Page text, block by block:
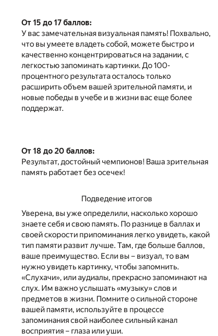
От 15 до 17 баллов:
У вас замечательная визуальная память! Похвально,
что вы умеете владеть собой, можете быстро и
качественно концентрироваться на задании, с
легкостью запоминать картинки. До 100-
процентного результата осталось только
расширить объем вашей зрительной памяти, и
новые победы в учебе и в жизни вас еще более
поддержат.
От 18 до 20 баллов:
Результат, достойный чемпионов! Ваша зрительная
память работает без осечек!
Подведение итогов
Уверена, вы уже определили, насколько хорошо
знаете себя и свою память. По разнице в баллах и
своей скорости припоминания легко увидеть, какой
тип памяти развит лучше. Там, где больше баллов,
ваше преимущество. Если вы – визуал, то вам
нужно увидеть картинку, чтобы запомнить.
«Слухачи», или аудиалы, прекрасно запоминают на
слух. Им важно услышать «музыку» слов и
предметов в жизни. Помните о сильной стороне
вашей памяти, используйте в процессе
запоминания свой наиболее сильный канал
восприятия – глаза или уши.